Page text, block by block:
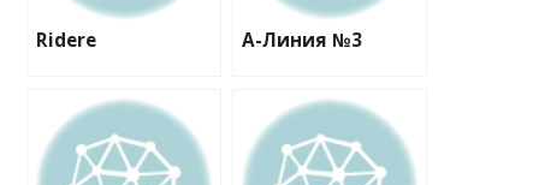
Ridere А-Линия №3